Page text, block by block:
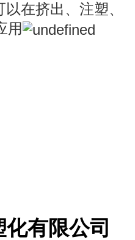
在挤出、注塑、
用
有限公司